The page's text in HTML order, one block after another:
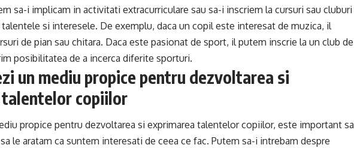
sa-i implicam in activitati extracurriculare sau sa-i inscriem la cursuri sau cluburi
si interesele. De exemplu, daca un copil este interesat de muzica, il
de pian sau chitara. Daca este pasionat de sport, il putem inscrie la un club de
posibilitatea de a incerca diferite sporturi.
un mediu propice pentru dezvoltarea si
copiilor
propice pentru dezvoltarea si exprimarea talentelor copiilor, este important sa
le aratam ca suntem interesati de ceea ce fac. Putem sa-i intrebam despre